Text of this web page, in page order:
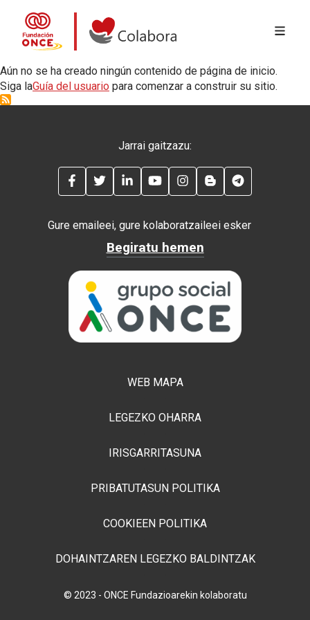
Colabora con la Fundación ONCE
Skip to main content
Aún no se ha creado ningún contenido de página de inicio.
Siga laGuía del usuario para comenzar a construir su sitio.
Jarrai gaitzazu:
FACEBOOKTWITTERLINKEDINYOUTUBEINSTAGRAM
BLOG
Gure emaileei, gure kolaboratzaileei esker
Begiratu hemen
WEB MAPA
LEGEZKO OHARRA
IRISGARRITASUNA
PRIBATUTASUN POLITIKA
COOKIEEN POLITIKA
DOHAINTZAREN LEGEZKO BALDINTZAK
© 2023 - ONCE Fundazioarekin kolaboratu